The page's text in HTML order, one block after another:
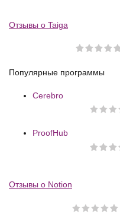
Отзывы о Taiga
Популярные программы
Cerebro
ProofHub
Отзывы о Notion